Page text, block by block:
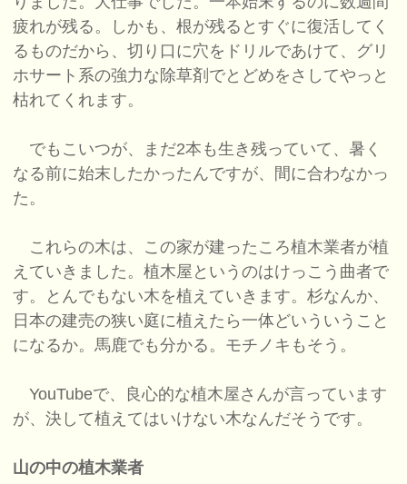
疲れが残る。しかも、根が残るとすぐに復活してく
るものだから、切り口に穴をドリルであけて、グリ
ホサート系の強力な除草剤でとどめをさしてやっと
枯れてくれます。
でもこいつが、まだ2本も生き残っていて、暑く
なる前に始末したかったんですが、間に合わなかっ
た。
これらの木は、この家が建ったころ植木業者が植
えていきました。植木屋というのはけっこう曲者で
す。とんでもない木を植えていきます。杉なんか、
日本の建売の狭い庭に植えたら一体どいういうこと
になるか。馬鹿でも分かる。モチノキもそう。
YouTubeで、良心的な植木屋さんが言っています
が、決して植えてはいけない木なんだそうです。
山の中の植木業者